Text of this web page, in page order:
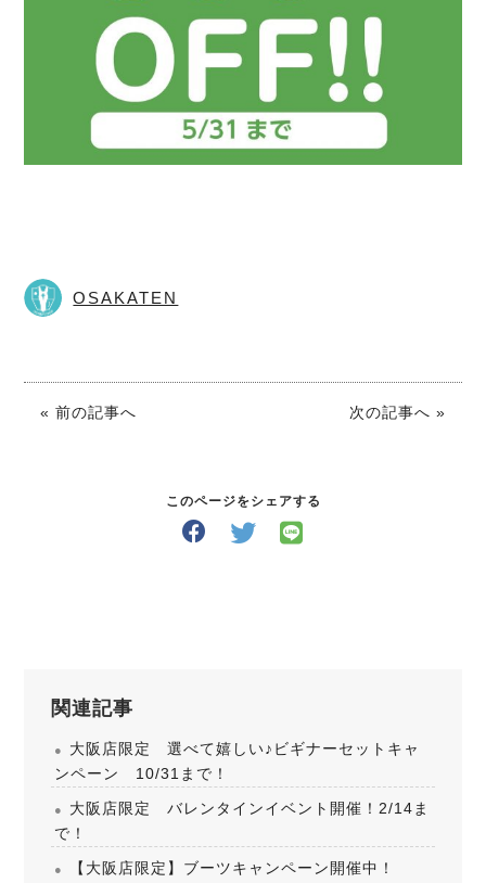
OSAKATEN
« 前の記事へ 次の記事へ »
このページをシェアする
関連記事
大阪店限定 選べて嬉しい♪ビギナーセットキャ
ンペーン 10/31まで！
大阪店限定 バレンタインイベント開催！2/14ま
で！
【大阪店限定】ブーツキャンペーン開催中！